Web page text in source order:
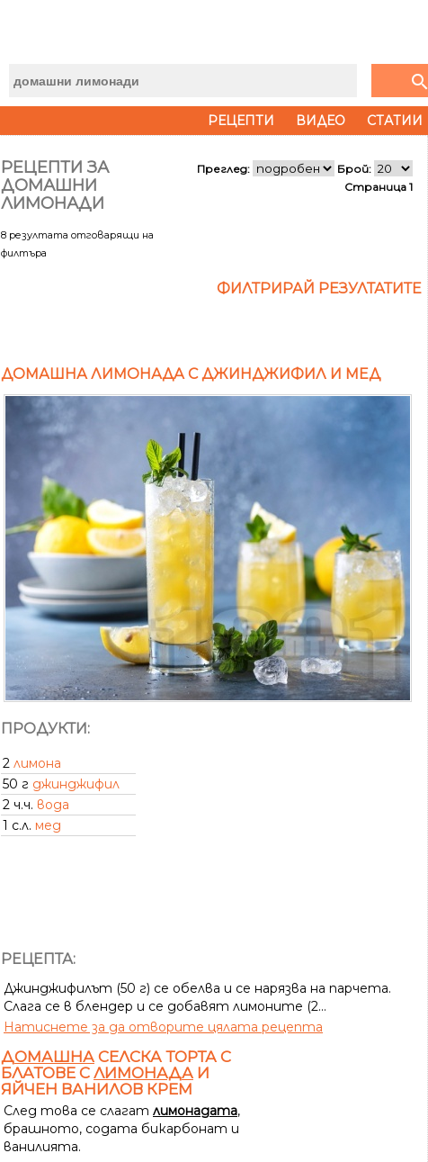
search
РЕЦЕПТИ ВИДЕО СТАТИИ
РЕЦЕПТИ ЗА
ДОМАШНИ
ЛИМОНАДИ
8 резултата отговарящи на
филтъра
Преглед:
Брой:
Страница 1
ФИЛТРИРАЙ РЕЗУЛТАТИТЕ
ДОМАШНА ЛИМОНАДА С ДЖИНДЖИФИЛ И МЕД
ПРОДУКТИ:
2 лимона
50 г джинджифил
2 ч.ч. вода
1 с.л. мед
РЕЦЕПТА:
Джинджифилът (50 г) се обелва и се нарязва на парчета.
Слага се в блендер и се добавят лимоните (2...
Натиснете за да отворите цялата рецепта
ДОМАШНА СЕЛСКА ТОРТА С
БЛАТОВЕ С ЛИМОНАДА И
ЯЙЧЕН ВАНИЛОВ КРЕМ
След това се слагат лимонадата,
брашното, содата бикарбонат и
ванилията.